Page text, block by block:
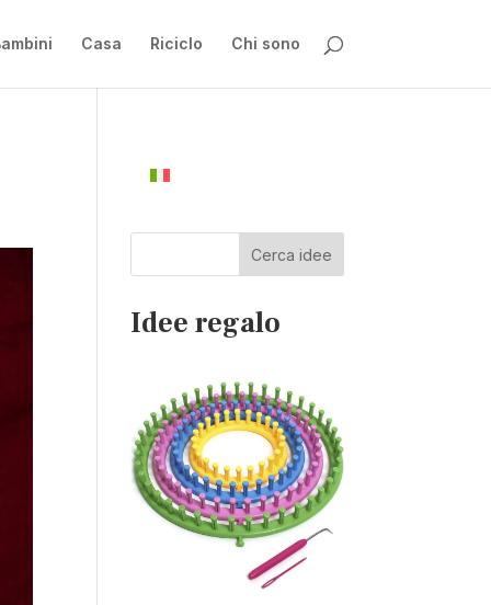
Casa Riciclo Chi sono
Cerca idee
Idee regalo